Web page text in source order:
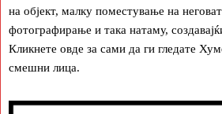
на објект, малку поместување на
фотографирање и така натаму,
Кликнете овде за сами да ги гледате
смешни лица.